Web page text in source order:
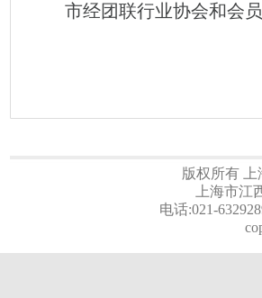
市经团联行业协会和会员
版权所有 上
上海市
电话:021-